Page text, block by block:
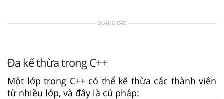
QUẢNG CÁO
Đa kế thừa trong C++
Một lớp trong C++ có thể kế thừa các thành viên
từ nhiều lớp, và đây là cú pháp: